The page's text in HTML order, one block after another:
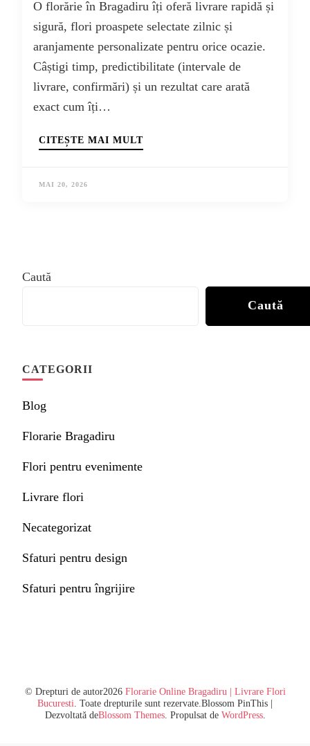
O florărie în Bragadiru îți oferă livrare rapidă și
sigură, flori proaspete selectate zilnic și
aranjamente personalizate pentru orice ocazie.
Câștigi timp, predictibilitate (intervale de
livrare, confirmări) și un rezultat care arată
exact cum îți…
CITEȘTE MAI MULT
MAI 20, 2026
Caută
Caută
CATEGORII
Blog
Florarie Bragadiru
Flori pentru evenimente
Livrare flori
Necategorizat
Sfaturi pentru design
Sfaturi pentru îngrijire
© Drepturi de autor2026 Florarie Online Bragadiru | Livrare Flori
Bucuresti. Toate drepturile sunt rezervate.Blossom PinThis |
Dezvoltată deBlossom Themes. Propulsat de WordPress.